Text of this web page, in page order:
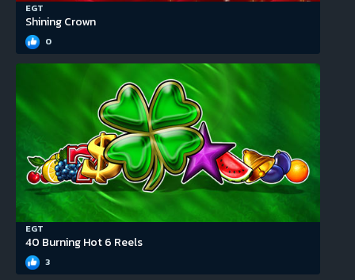
EGT
Shining Crown
0
EGT
40 Burning Hot 6 Reels
3